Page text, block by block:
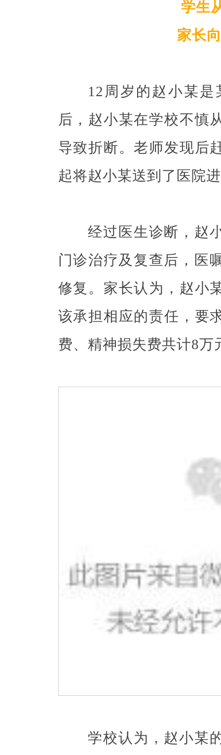
学生
家长
12周岁的赵小某是
后，赵小某在学校不慎
导致折断。老师发现后
起将赵小某送到了医院
经过医生诊断，赵小
门诊治疗及复查后，医
修复。家长认为，赵小
该承担相应的责任，要
费、精神损失费共计8万
学校认为，赵小某的